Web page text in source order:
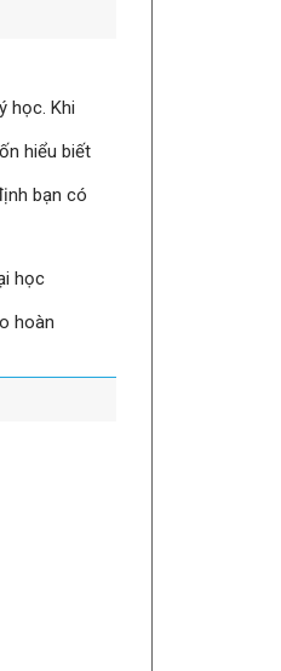
học. Khi
hiểu biết
bạn có
học
hoàn